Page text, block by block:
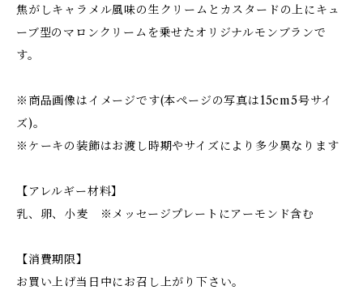
焦がしキャラメル風味の生クリームとカスタードの上にキュ
ーブ型のマロンクリームを乗せたオリジナルモンブランで
す。
※商品画像はイメージです(本ページの写真は15cm5号サイ
ズ)。
※ケーキの装飾はお渡し時期やサイズにより多少異なります
【アレルギー材料】
乳、卵、小麦 ※メッセージプレートにアーモンド含む
【消費期限】
お買い上げ当日中にお召し上がり下さい。